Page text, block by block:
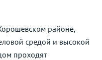
районе,
средой и высокой
проходят